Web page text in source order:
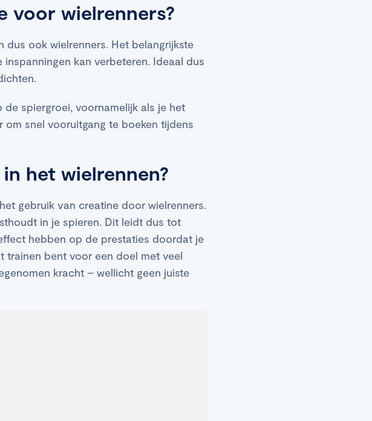
voor wielrenners?
ook wielrenners. Het belangrijkste
kan verbeteren. Ideaal dus
spiergroei, voornamelijk als je het
snel vooruitgang te boeken tijdens
het wielrennen?
gebruik van creatine door wielrenners.
in je spieren. Dit leidt dus tot
hebben op de prestaties doordat je
trainen bent voor een doel met veel
kracht – wellicht geen juiste